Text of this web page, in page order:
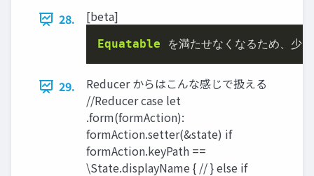
28. [beta]
Equatable を満たせなくなるため、 少
29.
Reducer からはこんな感じで扱える
//Reducer case let
.form(formAction):
formAction.setter(&state) if
formAction.keyPath ==
\State.displayName { // } else if